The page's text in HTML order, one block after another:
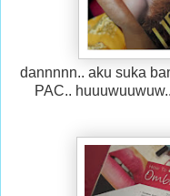
dannnnn.. aku suka
PAC..